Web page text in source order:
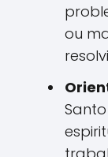
ou